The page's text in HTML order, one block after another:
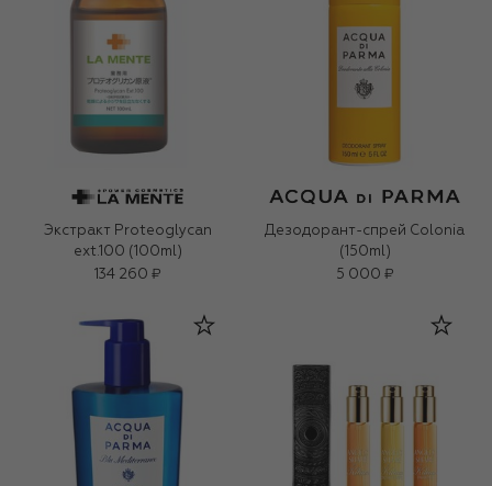
Экстракт Proteoglycan
ext.100 (100ml)
134 260 ₽
Дезодорант-спрей Colonia
(150ml)
5 000 ₽